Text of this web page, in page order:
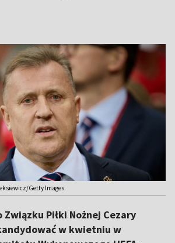
Getty Images
Związku Piłki Nożnej Cezary
w kwietniu w